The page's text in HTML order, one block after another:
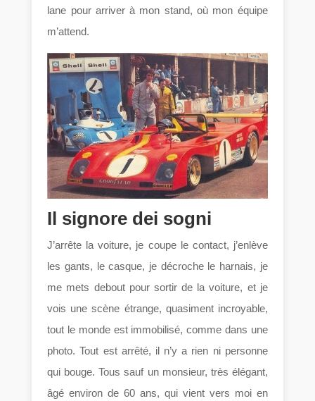
lane pour arriver à mon stand, où mon équipe
m’attend.
Il signore dei sogni
J’arrête la voiture, je coupe le contact, j’enlève
les gants, le casque, je décroche le harnais, je
me mets debout pour sortir de la voiture, et je
vois une scène étrange, quasiment incroyable,
tout le monde est immobilisé, comme dans une
photo. Tout est arrêté, il n’y a rien ni personne
qui bouge. Tous sauf un monsieur, très élégant,
âgé environ de 60 ans, qui vient vers moi en